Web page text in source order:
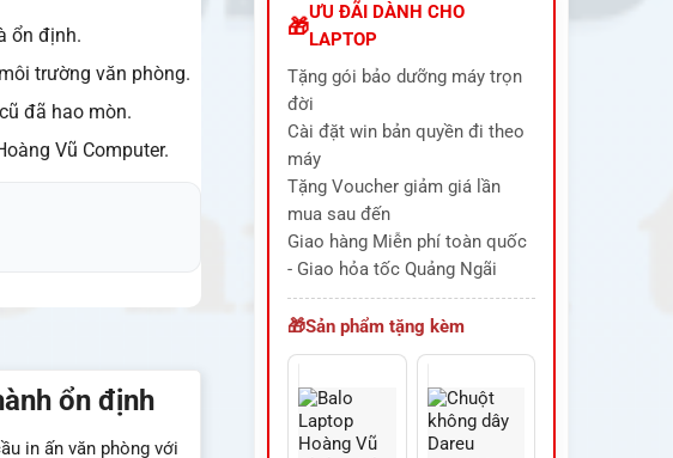
ƯU ĐÃI DÀNH CHO
LAPTOP
Tặng gói bảo dưỡng máy trọn
đời
Cài đặt win bản quyền đi theo
máy
Tặng Voucher giảm giá lần
mua sau đến
Giao hàng Miễn phí toàn quốc
- Giao hỏa tốc Quảng Ngãi
Sản phẩm tặng kèm
ổn định.
trường văn phòng.
đã hao mòn.
Vũ Computer.
ổn định
in ấn văn phòng với